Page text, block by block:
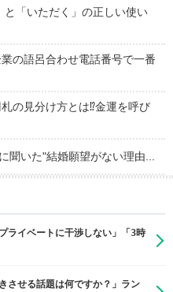
と「いただく」の正しい使い
の語呂合わせ電話番号で一番
の見分け方とは⁉金運を呼び
聞いた"結婚願望がない理由...
ライベートに干渉しない」「3時
させる話題は何ですか？」ラン